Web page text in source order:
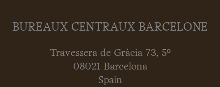
BUREAUX CENTRAUX BARCELONE
Travessera de Gràcia 73, 5º
08021 Barcelona
Spain